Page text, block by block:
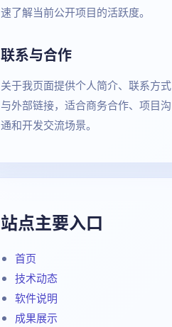
速了解当前公开项目的活跃度。
联系与合作
关于我页面提供个人简介、联系方式
与外部链接，适合商务合作、项目沟
通和开发交流场景。
站点主要入口
首页
技术动态
软件说明
成果展示